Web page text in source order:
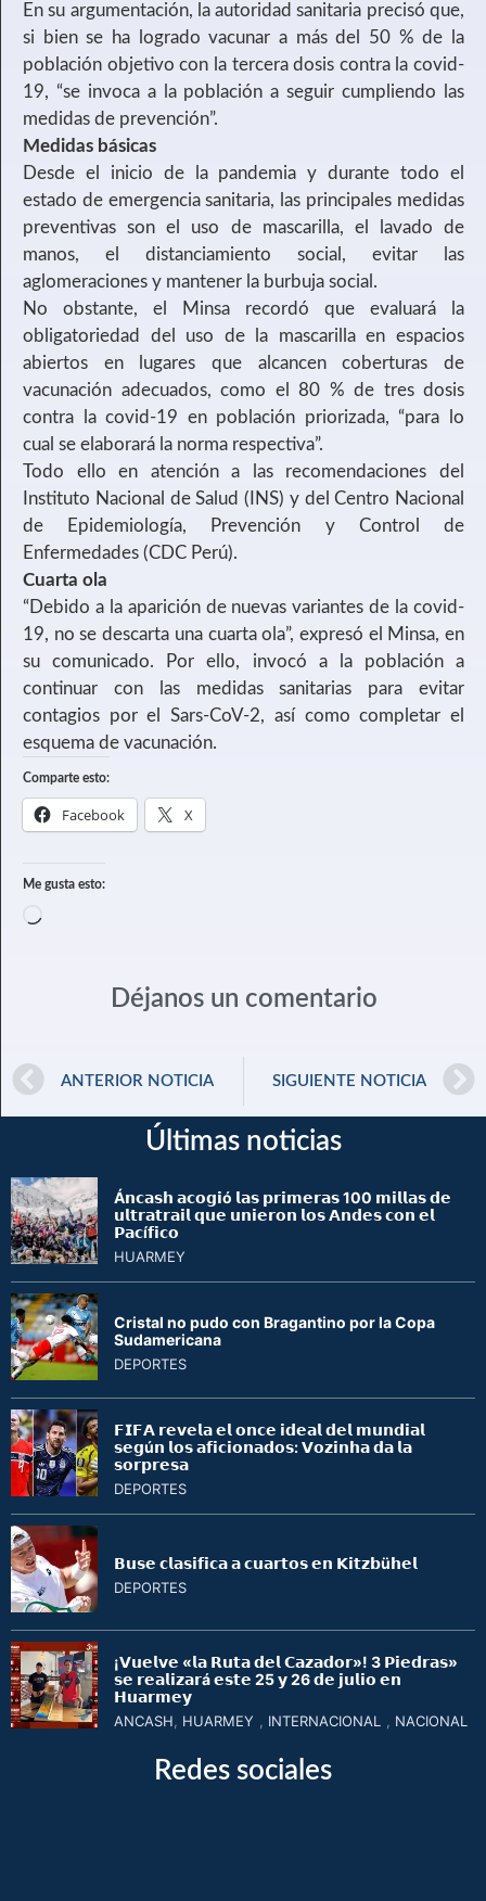
En su argumentación, la autoridad sanitaria precisó que,
si bien se ha logrado vacunar a más del 50 % de la
población objetivo con la tercera dosis contra la covid-
19, “se invoca a la población a seguir cumpliendo las
medidas de prevención”.
Medidas básicas
Desde el inicio de la pandemia y durante todo el
estado de emergencia sanitaria, las principales medidas
preventivas son el uso de mascarilla, el lavado de
manos, el distanciamiento social, evitar las
aglomeraciones y mantener la burbuja social.
No obstante, el Minsa recordó que evaluará la
obligatoriedad del uso de la mascarilla en espacios
abiertos en lugares que alcancen coberturas de
vacunación adecuados, como el 80 % de tres dosis
contra la covid-19 en población priorizada, “para lo
cual se elaborará la norma respectiva”.
Todo ello en atención a las recomendaciones del
Instituto Nacional de Salud (INS) y del Centro Nacional
de Epidemiología, Prevención y Control de
Enfermedades (CDC Perú).
Cuarta ola
“Debido a la aparición de nuevas variantes de la covid-
19, no se descarta una cuarta ola”, expresó el Minsa, en
su comunicado. Por ello, invocó a la población a
continuar con las medidas sanitarias para evitar
contagios por el Sars-CoV-2, así como completar el
esquema de vacunación.
Comparte esto:
Facebook X
Me gusta esto:
Déjanos un comentario
ANTERIOR NOTICIA SIGUIENTE NOTICIA
Últimas noticias
Á𝗻𝗰𝗮𝘀𝗵 𝗮𝗰𝗼𝗴𝗶ó 𝗹𝗮𝘀 𝗽𝗿𝗶𝗺𝗲𝗿𝗮𝘀 100 𝗺𝗶𝗹𝗹𝗮𝘀 𝗱𝗲
𝘂𝗹𝘁𝗿𝗮𝘁𝗿𝗮𝗶𝗹 𝗾𝘂𝗲 𝘂𝗻𝗶𝗲𝗿𝗼𝗻 𝗹𝗼𝘀 𝗔𝗻𝗱𝗲𝘀 𝗰𝗼𝗻 𝗲𝗹
𝗣𝗮𝗰í𝗳𝗶𝗰𝗼
HUARMEY
Cristal no pudo con Bragantino por la Copa
Sudamericana
DEPORTES
𝗙𝗜𝗙𝗔 𝗿𝗲𝘃𝗲𝗹𝗮 𝗲𝗹 𝗼𝗻𝗰𝗲 𝗶𝗱𝗲𝗮𝗹 𝗱𝗲𝗹 𝗺𝘂𝗻𝗱𝗶𝗮𝗹
𝘀𝗲𝗴ú𝗻 𝗹𝗼𝘀 𝗮𝗳𝗶𝗰𝗶𝗼𝗻𝗮𝗱𝗼𝘀: 𝗩𝗼𝘇𝗶𝗻𝗵𝗮 𝗱𝗮 𝗹𝗮
𝘀𝗼𝗿𝗽𝗿𝗲𝘀𝗮
DEPORTES
𝗕𝘂𝘀𝗲 𝗰𝗹𝗮𝘀𝗶𝗳𝗶𝗰𝗮 𝗮 𝗰𝘂𝗮𝗿𝘁𝗼𝘀 𝗲𝗻 𝗞𝗶𝘁𝘇𝗯ü𝗵𝗲𝗹
DEPORTES
¡𝗩𝘂𝗲𝗹𝘃𝗲 «𝗹𝗮 𝗥𝘂𝘁𝗮 𝗱𝗲𝗹 𝗖𝗮𝘇𝗮𝗱𝗼𝗿»! 3 𝗣𝗶𝗲𝗱𝗿𝗮𝘀»
𝘀𝗲 𝗿𝗲𝗮𝗹𝗶𝘇𝗮𝗿á 𝗲𝘀𝘁𝗲 25 𝘆 26 𝗱𝗲 𝗷𝘂𝗹𝗶𝗼 𝗲𝗻
𝗛𝘂𝗮𝗿𝗺𝗲𝘆
ANCASH HUARMEY INTERNACIONAL NACIONAL
Redes sociales